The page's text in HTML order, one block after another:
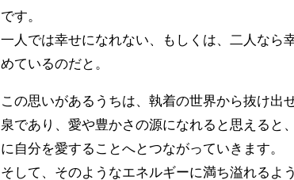
です。
一人では幸せになれない、もしくは、二人なら
めているのだと。
この思いがあるうちは、執着の世界から抜け出
泉であり、愛や豊かさの源になれると思えると
に自分を愛することへとつながっていきます。
そして、そのようなエネルギーに満ち溢れるよ